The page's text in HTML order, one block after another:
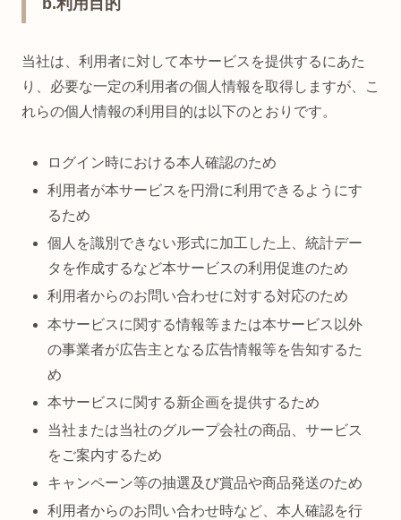
b.利用目的
当社は、利用者に対して本サービスを提供するにあた
り、必要な一定の利用者の個人情報を取得しますが、こ
れらの個人情報の利用目的は以下のとおりです。
ログイン時における本人確認のため
利用者が本サービスを円滑に利用できるようにす
るため
個人を識別できない形式に加工した上、統計デー
タを作成するなど本サービスの利用促進のため
利用者からのお問い合わせに対する対応のため
本サービスに関する情報等または本サービス以外
の事業者が広告主となる広告情報等を告知するた
め
本サービスに関する新企画を提供するため
当社または当社のグループ会社の商品、サービス
をご案内するため
キャンペーン等の抽選及び賞品や商品発送のため
利用者からのお問い合わせ時など、本人確認を行